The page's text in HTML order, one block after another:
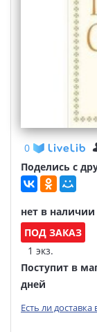
0
Поделись с
нет в наличии
ПОД ЗАКАЗ
1 экз.
Поступит в
дней
Есть ли